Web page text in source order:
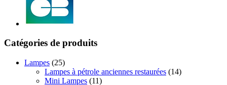
Catégories de produits
Lampes (25)
Lampes à pétrole anciennes restaurées (14)
Mini Lampes (11)